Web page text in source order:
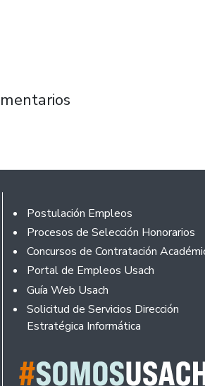
Sustentable de las
Footer
Postulación Empleos
Procesos de Selección Honorarios
Concursos de Contratación
Portal de Empleos Usach
Guía Web Usach
Solicitud de Servicios Dirección
Estratégica Informática